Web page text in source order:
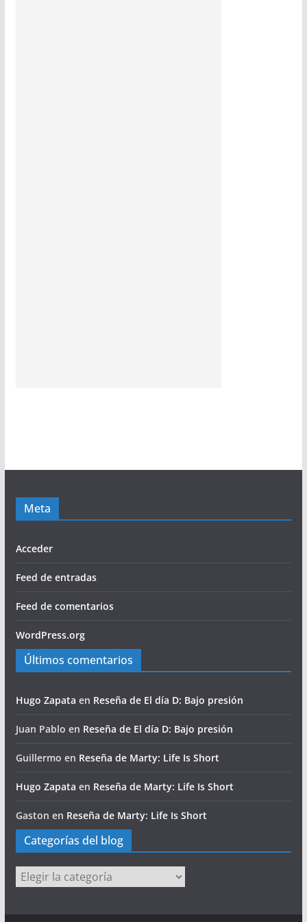
Meta
Acceder
Feed de entradas
Feed de comentarios
WordPress.org
Últimos comentarios
Hugo Zapata en Reseña de El día D: Bajo presión
Juan Pablo en Reseña de El día D: Bajo presión
Guillermo en Reseña de Marty: Life Is Short
Hugo Zapata en Reseña de Marty: Life Is Short
Gaston en Reseña de Marty: Life Is Short
Categorías del blog
Categorías
del